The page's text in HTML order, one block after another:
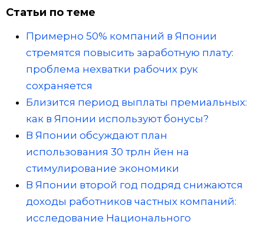
Статьи по теме
Примерно 50% компаний в Японии
стремятся повысить заработную плату:
проблема нехватки рабочих рук
сохраняется
Близится период выплаты премиальных:
как в Японии используют бонусы?
В Японии обсуждают план
использования 30 трлн йен на
стимулирование экономики
В Японии второй год подряд снижаются
доходы работников частных компаний:
исследование Национального